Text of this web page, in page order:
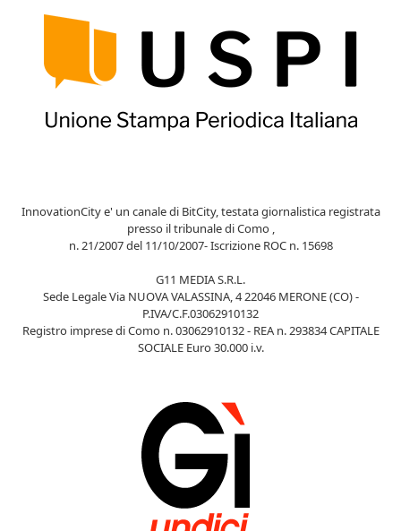
InnovationCity e' un canale di BitCity, testata giornalistica registrata
presso il tribunale di Como ,
n. 21/2007 del 11/10/2007- Iscrizione ROC n. 15698
G11 MEDIA S.R.L.
Sede Legale Via NUOVA VALASSINA, 4 22046 MERONE (CO) -
P.IVA/C.F.03062910132
Registro imprese di Como n. 03062910132 - REA n. 293834 CAPITALE
SOCIALE Euro 30.000 i.v.